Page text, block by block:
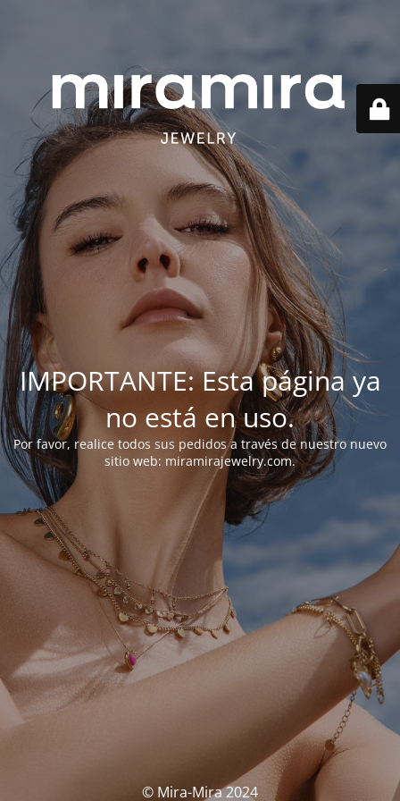
IMPORTANTE: Esta página ya
no está en uso.
Por favor, realice todos sus pedidos a través de nuestro nuevo
sitio web: miramirajewelry.com.
© Mira-Mira 2024